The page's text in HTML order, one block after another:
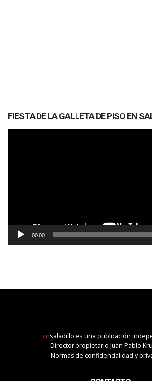
FIESTA DE LA GALLETA DE PISO EN
00:00
cnsaladillo es una publicación
Director propietario Juan Pablo
Normas de confidencialidad y